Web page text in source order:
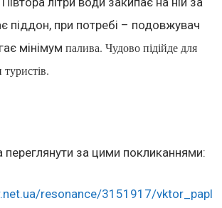
піддон, при потребі – подовжувач
мінімум палива. Чудово підійде для
за цими покликаннями:
resonance/3151917/vktor_papl